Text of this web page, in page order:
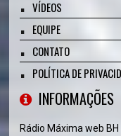
VÍDEOS
EQUIPE
CONTATO
POLÍTICA DE
INFORMAÇÕES
Rádio Máxima web BH